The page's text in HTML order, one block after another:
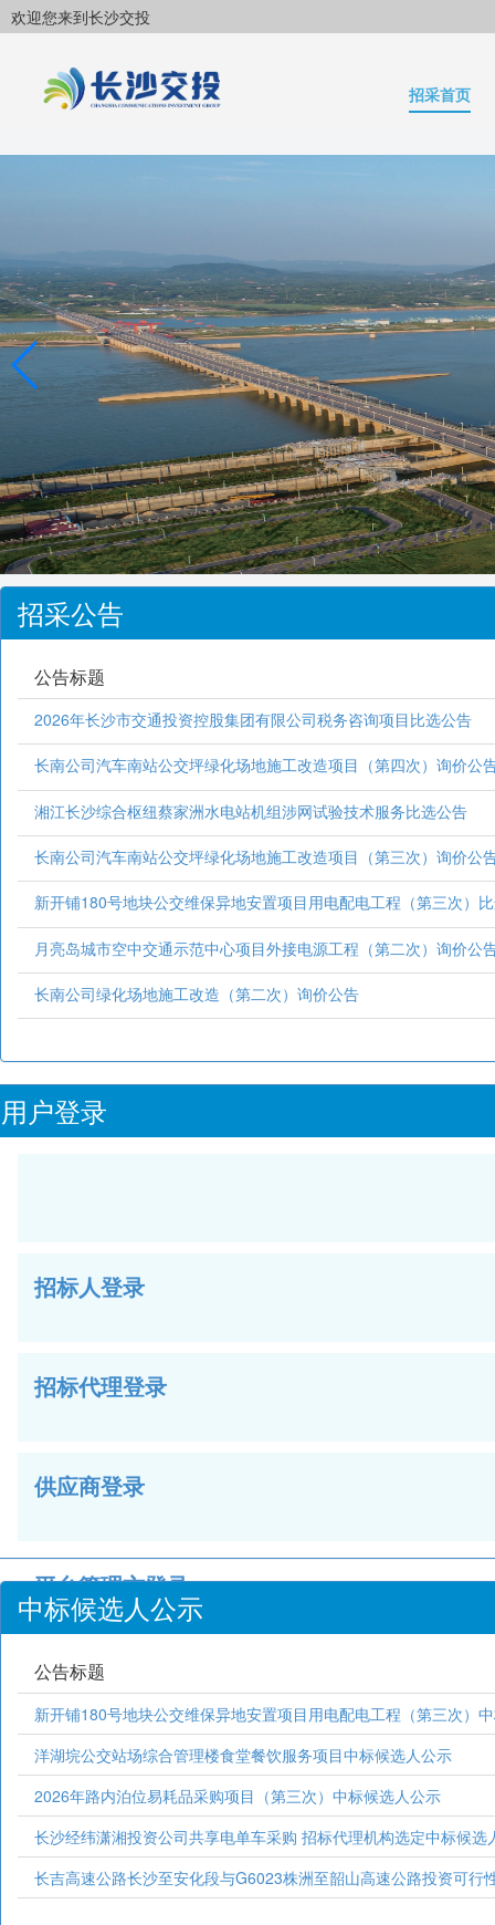
欢迎您来到长沙交投
招采首页
招采公告
公告标题
2026年长沙市交通投资控股集团有限公司税务咨询项目比选公告
长南公司汽车南站公交坪绿化场地施工改造项目（第四次）询价公
湘江长沙综合枢纽蔡家洲水电站机组涉网试验技术服务比选公告
长南公司汽车南站公交坪绿化场地施工改造项目（第三次）询价公
新开铺180号地块公交维保异地安置项目用电配电工程（第三次）
月亮岛城市空中交通示范中心项目外接电源工程（第二次）询价公
长南公司绿化场地施工改造（第二次）询价公告
用户登录
招标人登录
招标代理登录
供应商登录
平台管理方登录
中标候选人公示
公告标题
新开铺180号地块公交维保异地安置项目用电配电工程（第三次）
洋湖垸公交站场综合管理楼食堂餐饮服务项目中标候选人公示
2026年路内泊位易耗品采购项目（第三次）中标候选人公示
长沙经纬潇湘投资公司共享电单车采购 招标代理机构选定中标候选
长吉高速公路长沙至安化段与G6023株洲至韶山高速公路投资可行